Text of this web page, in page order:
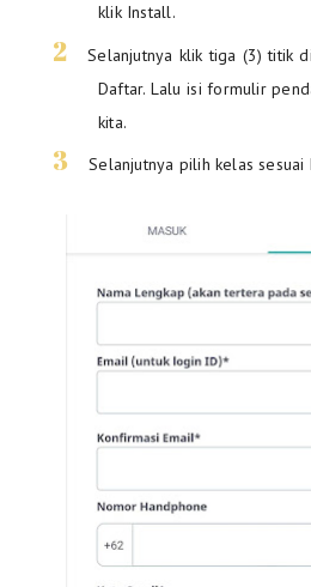
klik Install.
Selanjutnya klik tiga (3) titik
Daftar. Lalu isi formulir
kita.
Selanjutnya pilih kelas sesuai